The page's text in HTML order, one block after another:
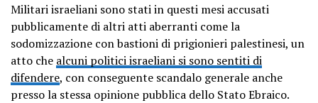
Militari israeliani sono stati in questi mesi accusati
pubblicamente di altri atti aberranti come la
sodomizzazione con bastioni di prigionieri palestinesi, un
atto che alcuni politici israeliani si sono sentiti di
difendere, con conseguente scandalo generale anche
presso la stessa opinione pubblica dello Stato Ebraico.